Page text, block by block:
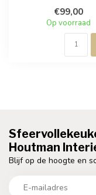
indrukwekk...
€99,00
Op voorraad
Houtman
Blijf op de hoogte en